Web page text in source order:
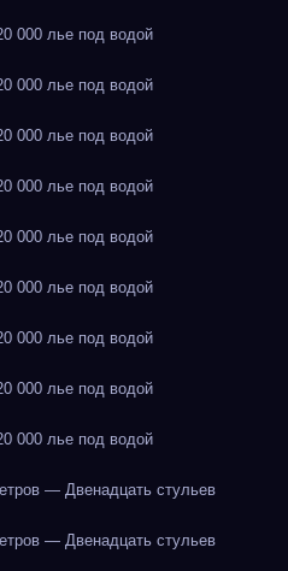
000 лье под водой
000 лье под водой
000 лье под водой
000 лье под водой
000 лье под водой
000 лье под водой
000 лье под водой
000 лье под водой
000 лье под водой
— Двенадцать стульев
— Двенадцать стульев